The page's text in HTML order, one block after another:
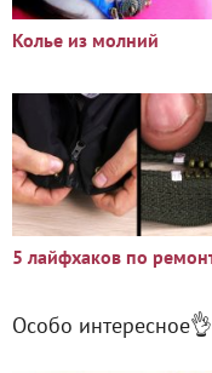
Колье из молний
Особо интересное👌